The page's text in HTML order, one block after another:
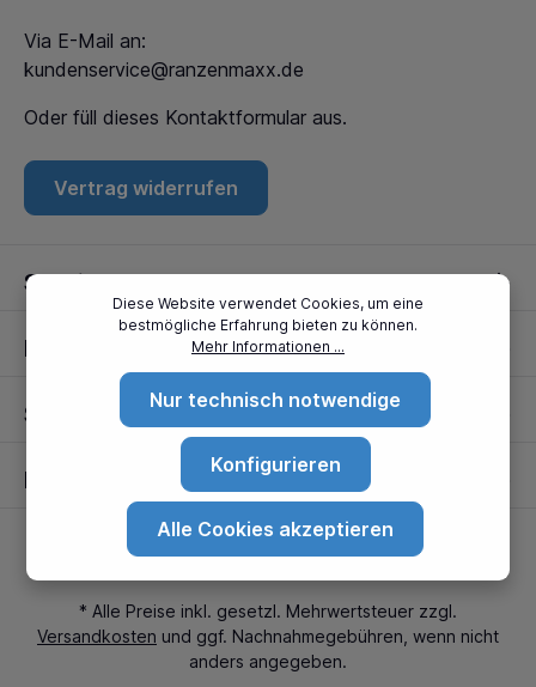
Partner
Standorte
Via E-Mail an:
kundenservice@ranzenmaxx.de
Oder füll dieses Kontaktformular aus.
Vertrag widerrufen
Service
Informationen
* Alle Preise inkl. gesetzl. Mehrwertsteuer zzgl.
Versandkosten und ggf. Nachnahmegebühren, wenn nicht
anders angegeben.
Diese Website verwendet Cookies, um eine
bestmögliche Erfahrung bieten zu können.
Mehr Informationen ...
Nur technisch notwendige
Konfigurieren
Alle Cookies akzeptieren